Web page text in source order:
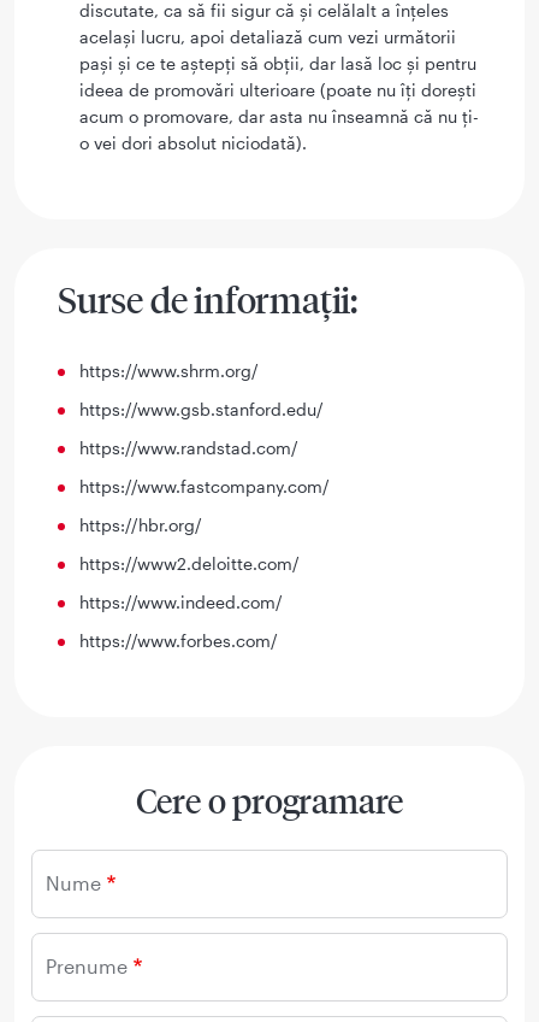
discutate, ca să fii sigur că și celălalt a înțeles
același lucru, apoi detaliază cum vezi următorii
pași și ce te aștepți să obții, dar lasă loc și pentru
ideea de promovări ulterioare (poate nu îți dorești
acum o promovare, dar asta nu înseamnă că nu ți-
o vei dori absolut niciodată).
Surse de informații:
https://www.shrm.org/
https://www.gsb.stanford.edu/
https://www.randstad.com/
https://www.fastcompany.com/
https://hbr.org/
https://www2.deloitte.com/
https://www.indeed.com/
https://www.forbes.com/
Cere o programare
Nume
Prenume